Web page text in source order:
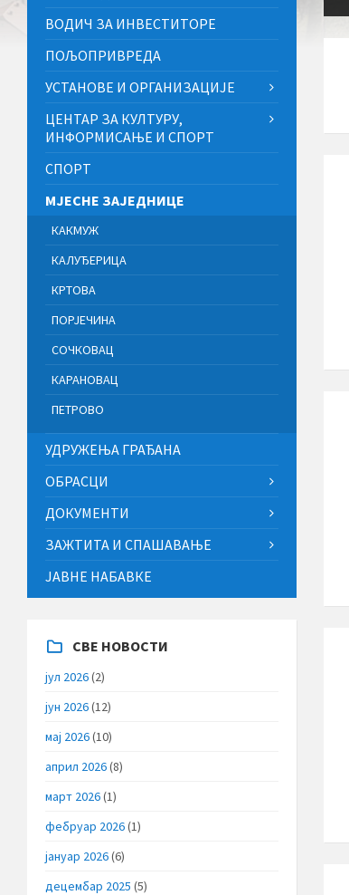
ВОДИЧ ЗА ИНВЕСТИТОРЕ
ПОЉОПРИВРЕДА
УСТАНОВЕ И ОРГАНИЗАЦИЈЕ
ЦЕНТАР ЗА КУЛТУРУ,
ИНФОРМИСАЊЕ И СПОРТ
СПОРТ
МЈЕСНЕ ЗАЈЕДНИЦЕ
КАКМУЖ
КАЛУЂЕРИЦА
КРТОВА
ПОРЈЕЧИНА
СОЧКОВАЦ
КАРАНОВАЦ
ПЕТРОВО
УДРУЖЕЊА ГРАЂАНА
ОБРАСЦИ
ДОКУМЕНТИ
ЗАЖТИТА И СПАШАВАЊЕ
ЈАВНЕ НАБАВКЕ
СВЕ НОВОСТИ
јул 2026(2)
јун 2026(12)
мај 2026(10)
април 2026(8)
март 2026(1)
фебруар 2026(1)
јануар 2026(6)
децембар 2025 (5)